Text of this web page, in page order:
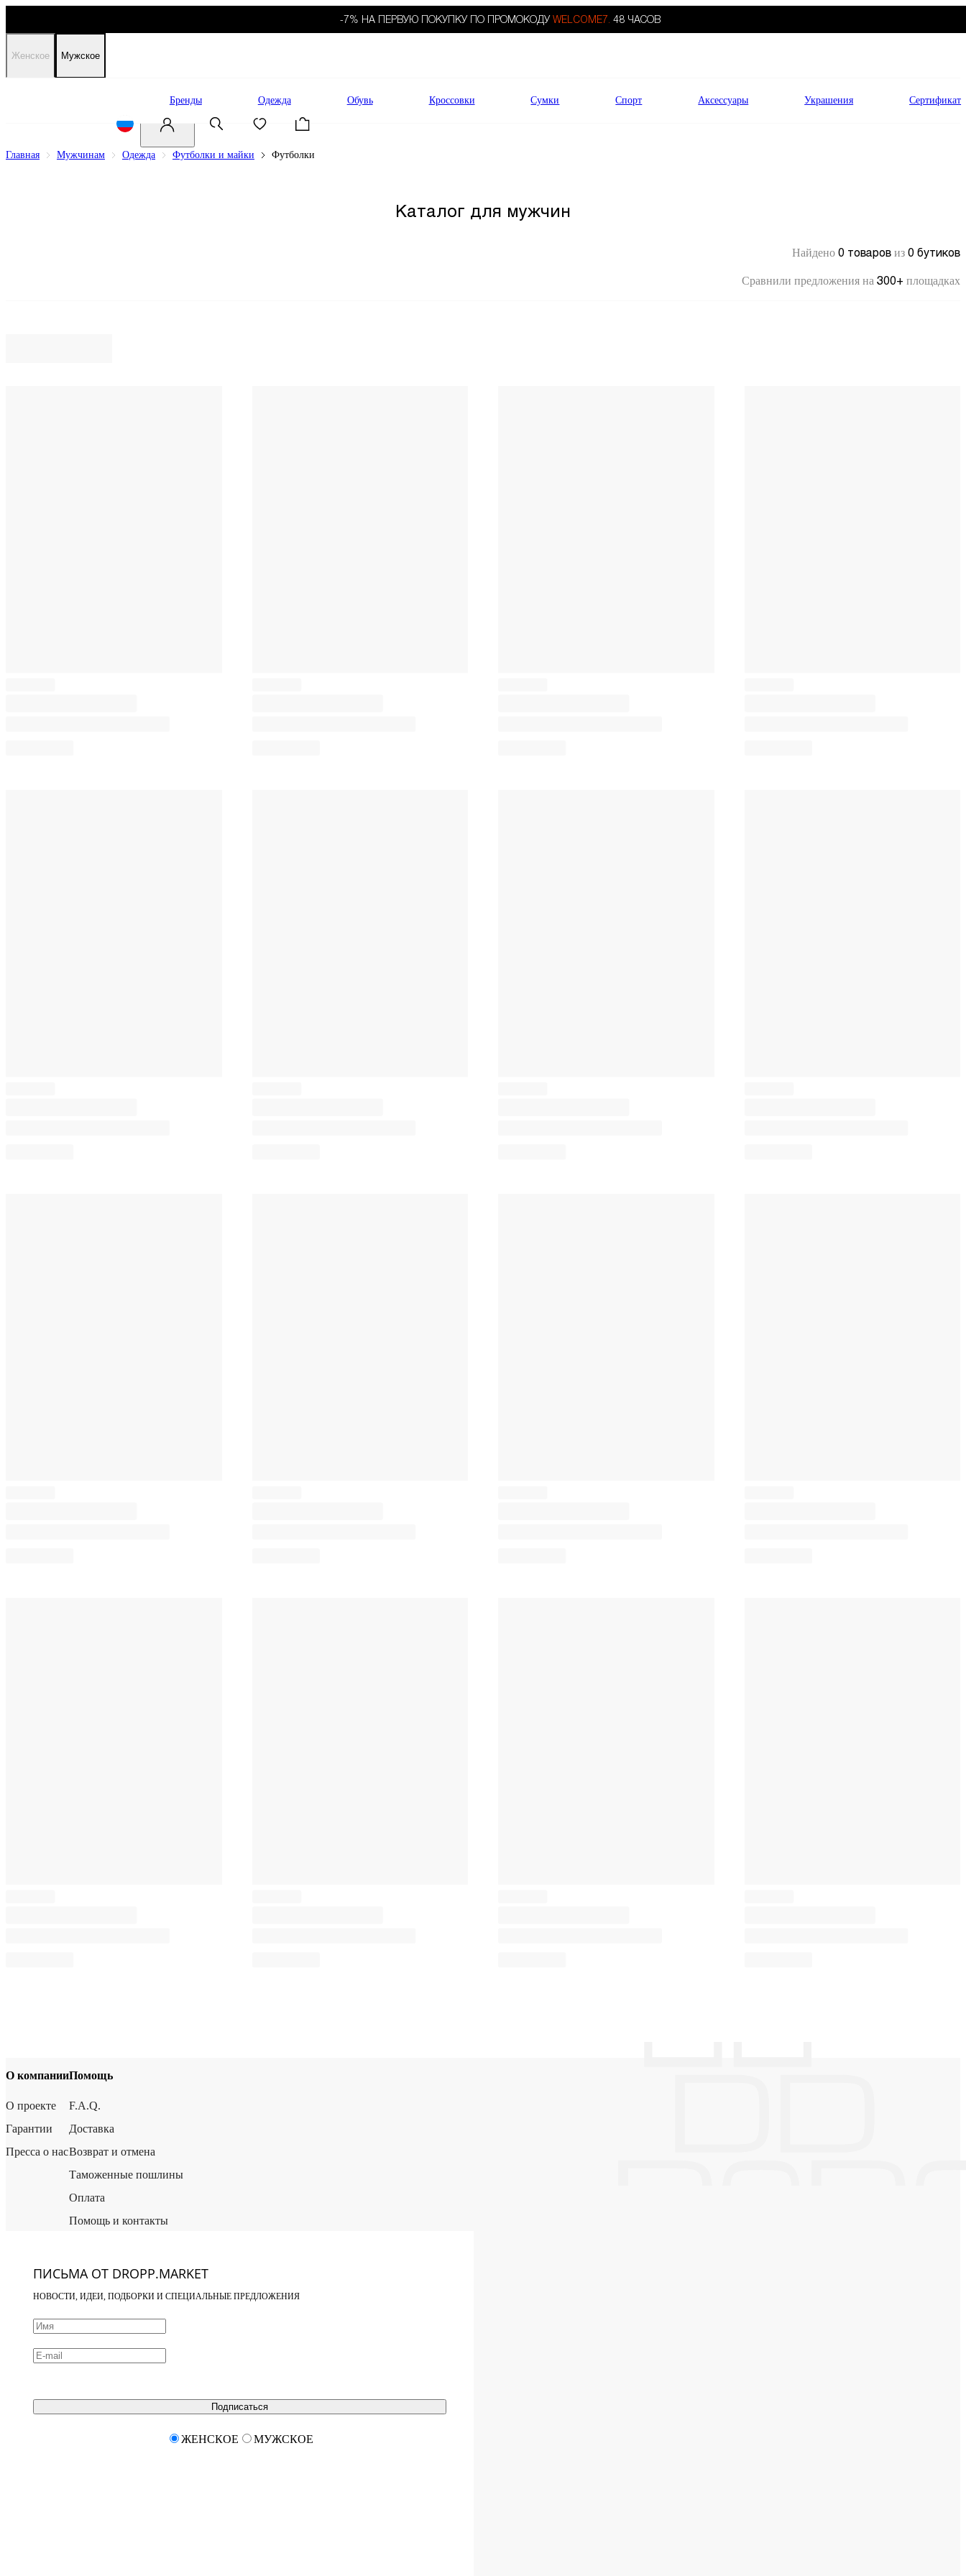
-7% НА ПЕРВУЮ ПОКУПКУ ПО ПРОМОКОДУ WELCOME7. 48 ЧАСОВ
Женское Мужское
Бренды Одежда Обувь Кроссовки Сумки Спорт Аксессуары Украшения Сертификат
Главная Мужчинам Одежда Футболки и майки Футболки
Каталог для мужчин
Найдено 0 товаров из 0 бутиков
Сравнили предложения на 300+ площадках
О компании
О проекте
Гарантии
Пресса о нас
Помощь
F.A.Q.
Доставка
Возврат и отмена
Таможенные пошлины
Оплата
Помощь и контакты
ПИСЬМА ОТ DROPP.MARKET
НОВОСТИ, ИДЕИ, ПОДБОРКИ И СПЕЦИАЛЬНЫЕ ПРЕДЛОЖЕНИЯ
Подписаться
ЖЕНСКОЕ МУЖСКОЕ